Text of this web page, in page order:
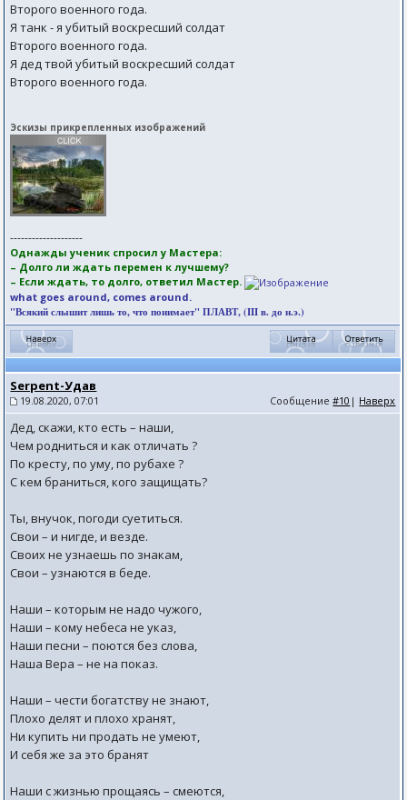
Второго военного года.
Я танк - я убитый воскресший солдат
Второго военного года.
Я дед твой убитый воскресший солдат
Второго военного года.
Эскизы прикрепленных изображений
--------------------
Однажды ученик спросил у Мастера:
– Долго ли ждать перемен к лучшему?
– Если ждать, то долго, ответил Мастер.
what goes around, comes around.
"Всякий слышит лишь то, что понимает" ПЛАВТ, (III в. до н.э.)
Serpent-Удав
19.08.2020, 07:01 Сообщение#10 | Наверх
Дед, скажи, кто есть – наши,
Чем родниться и как отличать ?
По кресту, по уму, по рубахе ?
С кем браниться, кого защищать?
Ты, внучок, погоди суетиться.
Свои – и нигде, и везде.
Своих не узнаешь по знакам,
Свои – узнаются в беде.
Наши – которым не надо чужого,
Наши – кому небеса не указ,
Наши песни – поются без слова,
Наша Вера – не на показ.
Наши – чести богатству не знают,
Плохо делят и плохо хранят,
Ни купить ни продать не умеют,
И себя же за это бранят
Наши с жизнью прощаясь – смеются,